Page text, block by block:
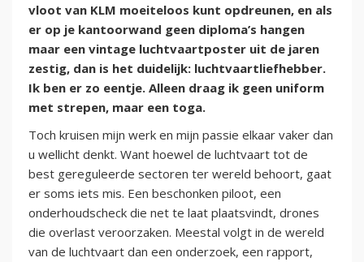
vloot van KLM moeiteloos kunt opdreunen, en als
er op je kantoorwand geen diploma’s hangen
maar een vintage luchtvaartposter uit de jaren
zestig, dan is het duidelijk: luchtvaartliefhebber.
Ik ben er zo eentje. Alleen draag ik geen uniform
met strepen, maar een toga.
Toch kruisen mijn werk en mijn passie elkaar vaker dan
u wellicht denkt. Want hoewel de luchtvaart tot de
best gereguleerde sectoren ter wereld behoort, gaat
er soms iets mis. Een beschonken piloot, een
onderhoudscheck die net te laat plaatsvindt, drones
die overlast veroorzaken. Meestal volgt in de wereld
van de luchtvaart dan een onderzoek, een rapport,